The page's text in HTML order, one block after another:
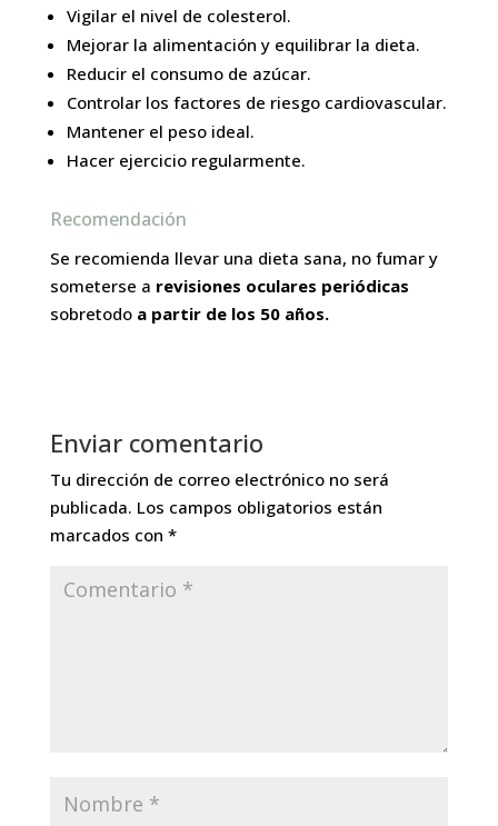
Vigilar el nivel de colesterol.
Mejorar la alimentación y equilibrar la dieta.
Reducir el consumo de azúcar.
Controlar los factores de riesgo cardiovascular.
Mantener el peso ideal.
Hacer ejercicio regularmente.
Recomendación
Se recomienda llevar una dieta sana, no fumar y
someterse a revisiones oculares periódicas
sobretodoa partir de los 50 años.
Enviar comentario
Tu dirección de correo electrónico no será
publicada. Los campos obligatorios están
marcados con *